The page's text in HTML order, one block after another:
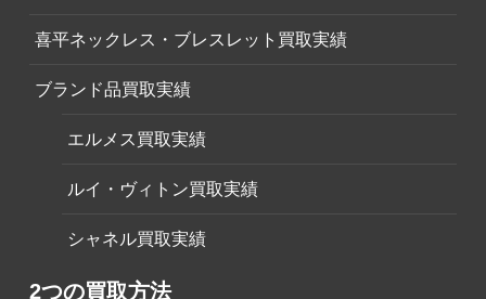
喜平ネックレス・ブレスレット買取実績
ブランド品買取実績
エルメス買取実績
ルイ・ヴィトン買取実績
シャネル買取実績
2つの買取方法